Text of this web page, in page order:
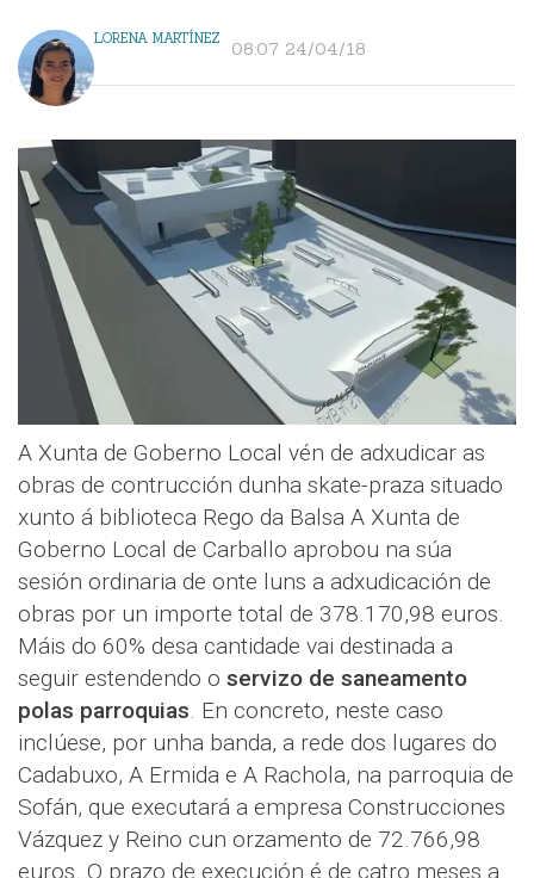
LORENA MARTÍNEZ 08:07 24/04/18
A Xunta de Goberno Local vén de adxudicar as
obras de contrucción dunha skate-praza situado
xunto á biblioteca Rego da Balsa A Xunta de
Goberno Local de Carballo aprobou na súa
sesión ordinaria de onte luns a adxudicación de
obras por un importe total de 378.170,98 euros.
Máis do 60% desa cantidade vai destinada a
seguir estendendo o servizo de saneamento
polas parroquias. En concreto, neste caso
inclúese, por unha banda, a rede dos lugares do
Cadabuxo, A Ermida e A Rachola, na parroquia de
Sofán, que executará a empresa Construcciones
Vázquez y Reino cun orzamento de 72.766,98
euros. O prazo de execución é de catro meses a